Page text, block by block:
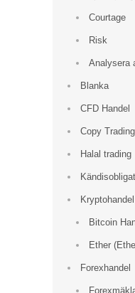
Courtage
Risk
Analysera
Blanka
CFD Handel
Copy Trading
Halal trading
Kryptohandel
Bitcoin
Ether
Forexhandel